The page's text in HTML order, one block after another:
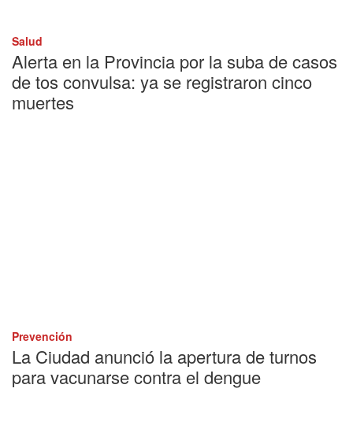
Salud
Alerta en la Provincia por la suba de casos
de tos convulsa: ya se registraron cinco
muertes
Prevención
La Ciudad anunció la apertura de turnos
para vacunarse contra el dengue